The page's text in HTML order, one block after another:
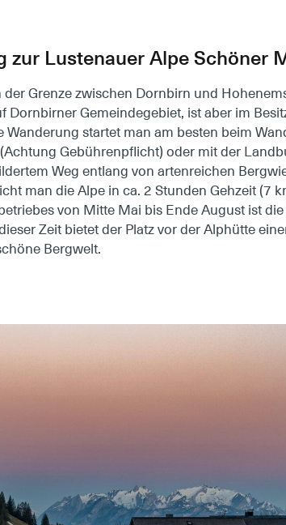
zur Lustenauer Alpe Schöner
Grenze zwischen Dornbirn und
Dornbirner Gemeindegebiet, ist aber im
startet man am besten beim
Gebührenpflicht) oder mit der
Weg entlang von artenreichen
man die Alpe in ca. 2 Stunden Gehzeit (7
von Mitte Mai bis Ende August ist
Zeit bietet der Platz vor der Alphütte
Bergwelt.